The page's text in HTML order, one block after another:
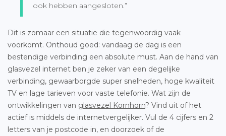
ook hebben aangesloten.”
Dit is zomaar een situatie die tegenwoordig vaak
voorkomt. Onthoud goed: vandaag de dag is een
bestendige verbinding een absolute must. Aan de hand van
glasvezel internet ben je zeker van een degelijke
verbinding, gewaarborgde super snelheden, hoge kwaliteit
TV en lage tarieven voor vaste telefonie. Wat zijn de
ontwikkelingen van glasvezel Kornhorn? Vind uit of het
actief is middels de internetvergelijker. Vul de 4 cijfers en 2
letters van je postcode in, en doorzoek of de